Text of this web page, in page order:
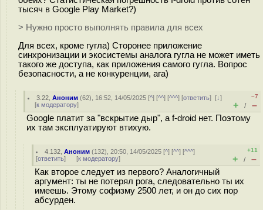
тысяч в Google Play Market?)
> Нужно просто выполнять правила для всех
Для всех, кроме гугла) Сторонее приложение
синхронизации и экосистемы аналога гугла не может иметь
такого же доступа, как приложения самого гугла. Вопрос
безопасности, а не конкуренции, ага)
3.22 ,Аноним (62), 16:52, 14/05/2025 [^] [^^] [^^^] [ответить][↓]
[к модератору]
–7
+ / –
Google платит за "вскрытие дыр", а f-droid нет. Поэтому
их там эксплуатируют втихую.
4.132 ,Аноним (132), 20:50, 14/05/2025 [^] [^^] [^^^]
[ответить] [к модератору]
+11
+ / –
Как второе следует из первого? Аналогичный
аргумент: ты не потерял рога, следовательно ты их
имеешь. Этому софизму 2500 лет, и он до сих пор
абсурден.